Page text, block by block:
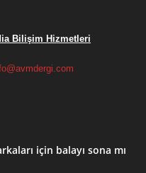
Bilişim Hizmetleri
için balayı sona mı